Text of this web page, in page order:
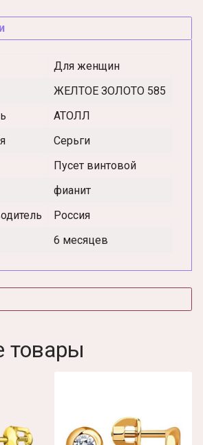
Для женщин
ЖЕЛТОЕ ЗОЛОТО 585
АТОЛЛ
Серьги
Пусет винтовой
фианит
Россия
6 месяцев
товары